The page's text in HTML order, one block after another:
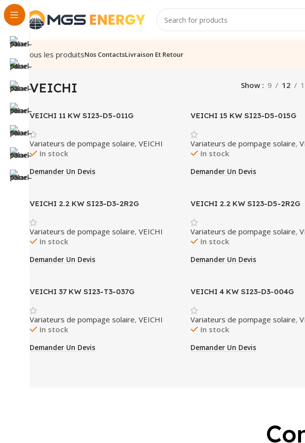
Tous les produitsNos ContactsLivraison Et Retour
VEICHI Show 9 12
VEICHI 11 KW SI23-D5-011G
Variateurs de pompage solaire, VEICHI
In stock
Demander Un Devis
VEICHI 15 KW SI23-D5-015G
Variateurs de pompage solaire,
In stock
Demander Un Devis
VEICHI 2.2 KW SI23-D3-2R2G
Variateurs de pompage solaire, VEICHI
In stock
Demander Un Devis
VEICHI 2.2 KW SI23-D5-2R2G
Variateurs de pompage solaire,
In stock
Demander Un Devis
VEICHI 37 KW SI23-T3-037G
Variateurs de pompage solaire, VEICHI
In stock
Demander Un Devis
VEICHI 4 KW SI23-D3-004G
Variateurs de pompage solaire,
In stock
Demander Un Devis